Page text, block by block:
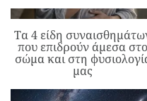
Τα 4 είδη
που επιδρούν άμεσα στο
σώμα και στη
μας